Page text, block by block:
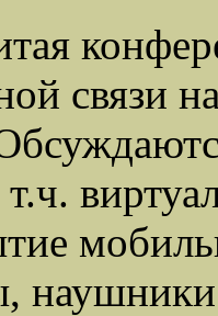
связи
т.ч.